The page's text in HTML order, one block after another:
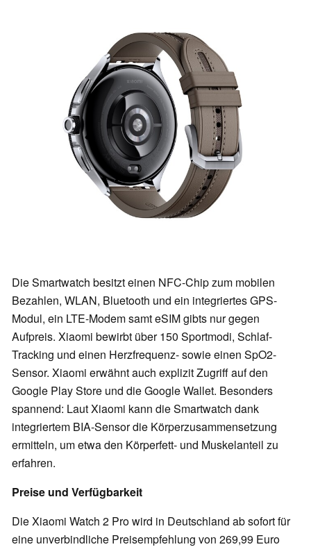
Die Smartwatch besitzt einen NFC-Chip zum mobilen
Bezahlen, WLAN, Bluetooth und ein integriertes GPS-
Modul, ein LTE-Modem samt eSIM gibts nur gegen
Aufpreis. Xiaomi bewirbt über 150 Sportmodi, Schlaf-
Tracking und einen Herzfrequenz- sowie einen SpO2-
Sensor. Xiaomi erwähnt auch explizit Zugriff auf den
Google Play Store und die Google Wallet. Besonders
spannend: Laut Xiaomi kann die Smartwatch dank
integriertem BIA-Sensor die Körperzusammensetzung
ermitteln, um etwa den Körperfett- und Muskelanteil zu
erfahren.
Preise und Verfügbarkeit
Die Xiaomi Watch 2 Pro wird in Deutschland ab sofort für
eine unverbindliche Preisempfehlung von 269,99 Euro